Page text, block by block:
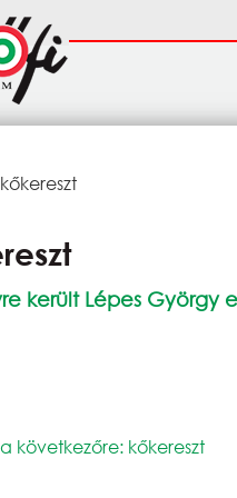
Current:
kőkereszt
került Lépes György
következőre: kőkereszt